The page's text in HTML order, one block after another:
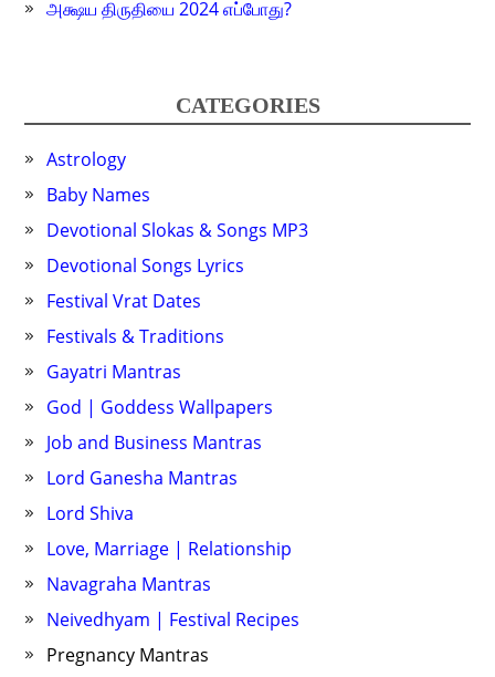
அக்ஷய திருதியை 2024 எப்போது?
CATEGORIES
Astrology
Baby Names
Devotional Slokas & Songs MP3
Devotional Songs Lyrics
Festival Vrat Dates
Festivals & Traditions
Gayatri Mantras
God | Goddess Wallpapers
Job and Business Mantras
Lord Ganesha Mantras
Lord Shiva
Love, Marriage | Relationship
Navagraha Mantras
Neivedhyam | Festival Recipes
Pregnancy Mantras